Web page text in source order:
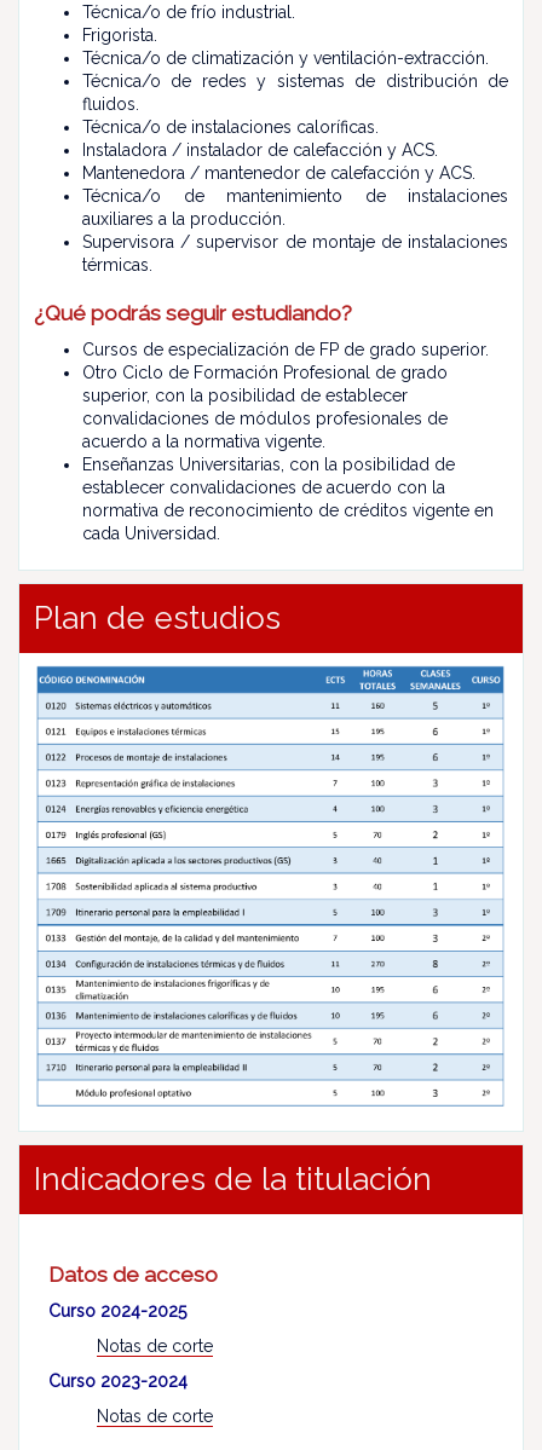
Técnica/o de frío industrial.
Frigorista.
Técnica/o de climatización y ventilación-extracción.
Técnica/o de redes y sistemas de distribución de
fluidos.
Técnica/o de instalaciones caloríficas.
Instaladora / instalador de calefacción y ACS.
Mantenedora / mantenedor de calefacción y ACS.
Técnica/o de mantenimiento de instalaciones
auxiliares a la producción.
Supervisora / supervisor de montaje de instalaciones
térmicas.
¿Qué podrás seguir estudiando?
Cursos de especialización de FP de grado superior.
Otro Ciclo de Formación Profesional de grado
superior, con la posibilidad de establecer
convalidaciones de módulos profesionales de
acuerdo a la normativa vigente.
Enseñanzas Universitarias, con la posibilidad de
establecer convalidaciones de acuerdo con la
normativa de reconocimiento de créditos vigente en
cada Universidad.
Plan de estudios
Indicadores de la titulación
Datos de acceso
Curso 2024-2025
Notas de corte
Curso 2023-2024
Notas de corte